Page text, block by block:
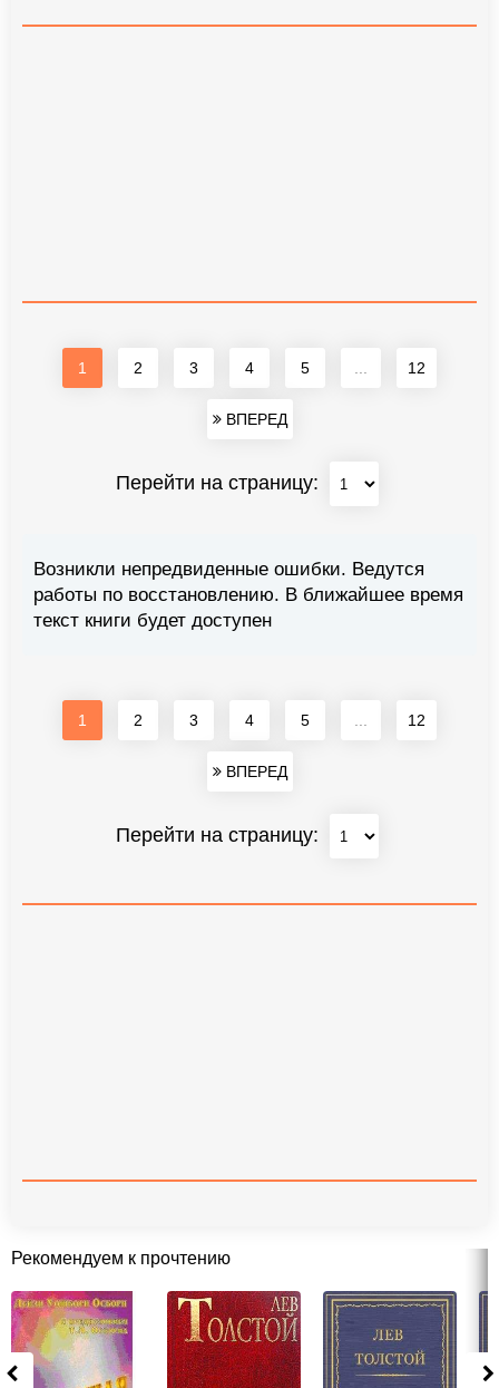
1 2 3 4 5 12
ВПЕРЕД
Перейти на страницу:
Возникли непредвиденные ошибки. Ведутся
работы по восстановлению. В ближайшее время
текст книги будет доступен
1 2 3 4 5 12
ВПЕРЕД
Перейти на страницу:
Рекомендуем к прочтению